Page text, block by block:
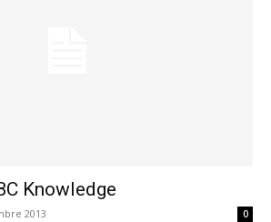
Knowledge
2013 0